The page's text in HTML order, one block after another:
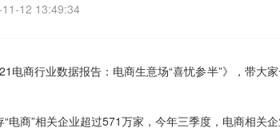
12 13:49:34
商行业数据报告：电商生意场“喜忧参半”》，带大
电商”相关企业超过571万家，今年三季度，电商相关